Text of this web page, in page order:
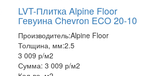
LVT-Плитка Alpine Floor
Гевуина Chevron ECO 20-10
Производитель:Alpine Floor
Толщина, мм:2.5
3 009 р/м2
Сумма: 3 009 р/м2